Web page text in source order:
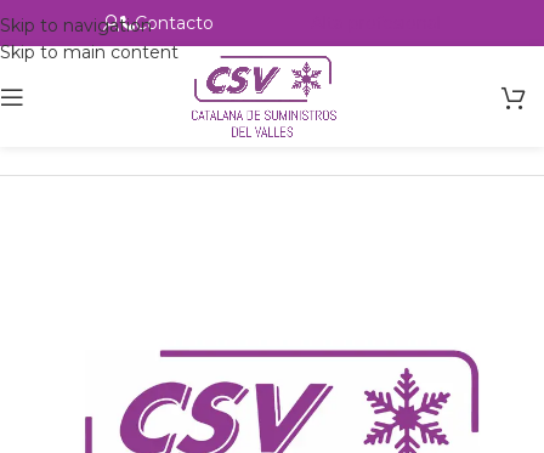
Skip to navigation
Skip to main content
Contacto
Intercambio